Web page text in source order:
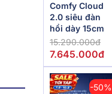
Comfy Cloud
2.0 siêu đàn
hồi dày 15cm
15.290.000đ
7.645.000đ
-50%